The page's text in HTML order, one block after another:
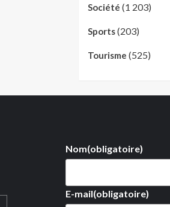
Société (1 203)
Sports(203)
Tourisme (525)
Nom(obligatoire)
E-mail(obligatoire)